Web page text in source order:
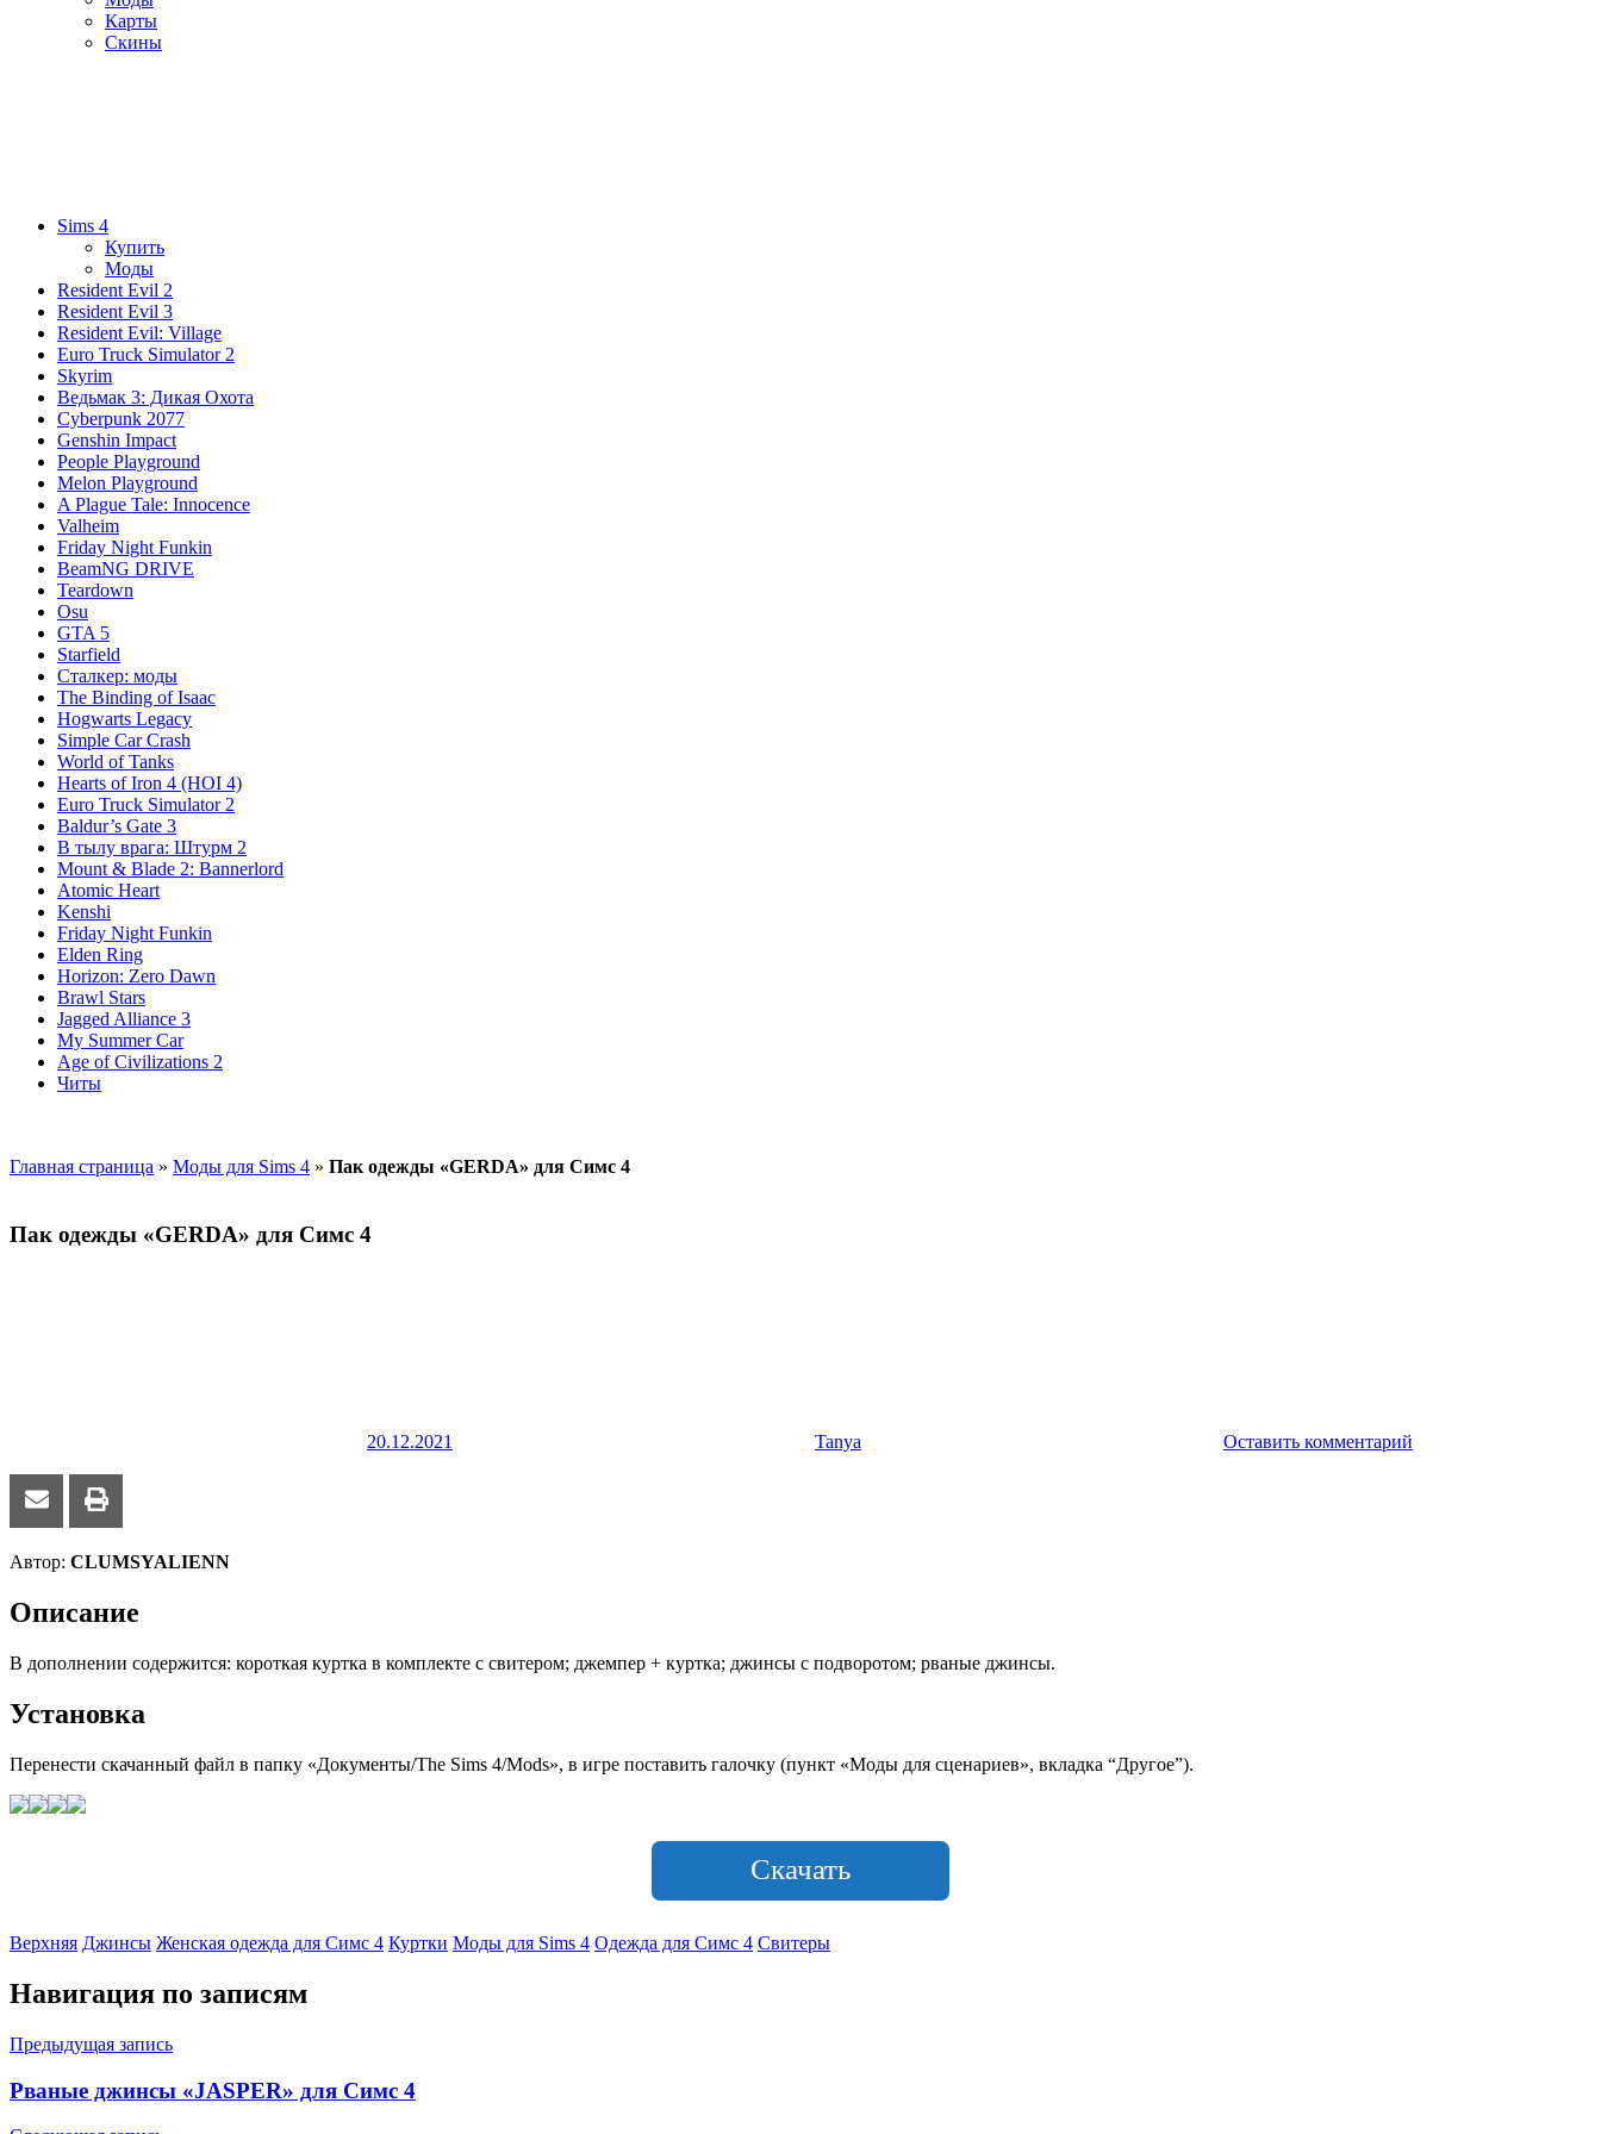
Карты
Скины
Sims 4
Купить
Моды
Resident Evil 2
Resident Evil 3
Resident Evil: Village
Euro Truck Simulator 2
Skyrim
Ведьмак 3: Дикая Охота
Cyberpunk 2077
Genshin Impact
People Playground
Melon Playground
A Plague Tale: Innocence
Valheim
Friday Night Funkin
BeamNG DRIVE
Teardown
Osu
GTA 5
Starfield
Сталкер: моды
The Binding of Isaac
Hogwarts Legacy
Simple Car Crash
World of Tanks
Hearts of Iron 4 (HOI 4)
Euro Truck Simulator 2
Baldur’s Gate 3
В тылу врага: Штурм 2
Mount & Blade 2: Bannerlord
Atomic Heart
Kenshi
Friday Night Funkin
Elden Ring
Horizon: Zero Dawn
Brawl Stars
Jagged Alliance 3
My Summer Car
Age of Civilizations 2
Читы
Главная страница » Моды для Sims 4 » Пак одежды «GERDA» для Симс 4
Пак одежды «GERDA» для Симс 4
20.12.2021 Tanya Оставить комментарий
Автор: CLUMSYALIENN
Описание
В дополнении содержится: короткая куртка в комплекте с свитером; джемпер + куртка; джинсы с подворотом; рваные джинсы.
Установка
Перенести скачанный файл в папку «Документы/The Sims 4/Mods», в игре поставить галочку (пункт «Моды для сценариев», вкладка “Другое”).
Скачать
Верхняя Джинсы Женская одежда для Симс 4 Куртки Моды для Sims 4 Одежда для Симс 4 Свитеры
Навигация по записям
Предыдущая запись
Рваные джинсы «JASPER» для Симс 4